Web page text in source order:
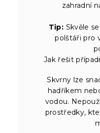
zahradní
Tip: Skvěle
polštáři pro
Jak řešit
Skvrny lze
hadříkem
vodou.
prostředky,